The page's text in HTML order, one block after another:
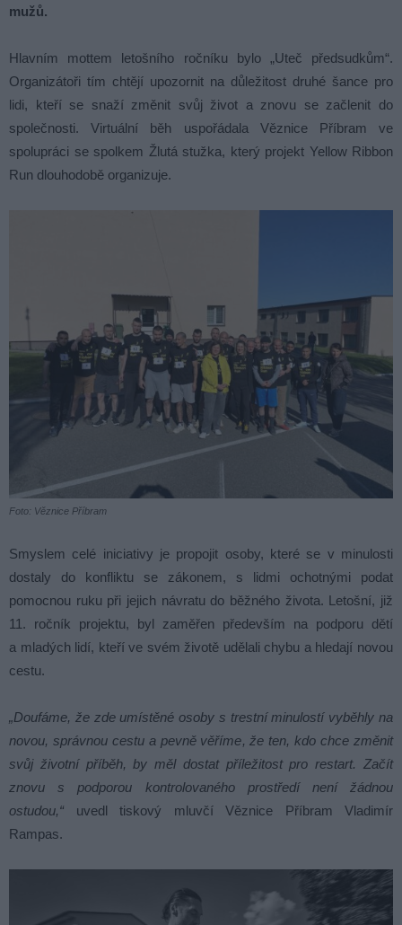
mužů.
Hlavním mottem letošního ročníku bylo „Uteč předsudkům“.
Organizátoři tím chtějí upozornit na důležitost druhé šance pro
lidi, kteří se snaží změnit svůj život a znovu se začlenit do
společnosti. Virtuální běh uspořádala Věznice Příbram ve
spolupráci se spolkem Žlutá stužka, který projekt Yellow Ribbon
Run dlouhodobě organizuje.
Foto: Věznice Příbram
Smyslem celé iniciativy je propojit osoby, které se v minulosti
dostaly do konfliktu se zákonem, s lidmi ochotnými podat
pomocnou ruku při jejich návratu do běžného života. Letošní, již
11. ročník projektu, byl zaměřen především na podporu dětí
a mladých lidí, kteří ve svém životě udělali chybu a hledají novou
cestu.
„Doufáme, že zde umístěné osoby s trestní minulostí vyběhly na
novou, správnou cestu a pevně věříme, že ten, kdo chce změnit
svůj životní příběh, by měl dostat příležitost pro restart. Začít
znovu s podporou kontrolovaného prostředí není žádnou
ostudou,“ uvedl tiskový mluvčí Věznice Příbram Vladimír
Rampas.